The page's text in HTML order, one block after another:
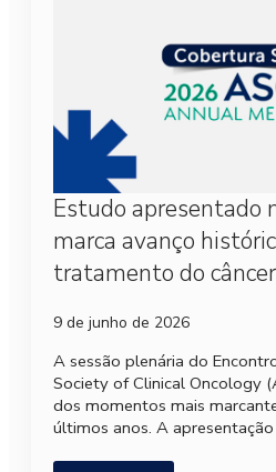
Estudo apresentado
marca avanço
tratamento do
9 de junho de 2026
A sessão plenária do
Society of Clinical Oncology
dos momentos mais
últimos anos. A